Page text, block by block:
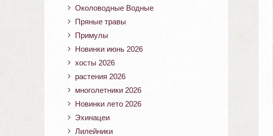
Околоводные Водные
Пряные травы
Примулы
Новинки июнь 2026
хосты 2026
растения 2026
многолетники 2026
Новинки лето 2026
Эхинацеи
Лилейники